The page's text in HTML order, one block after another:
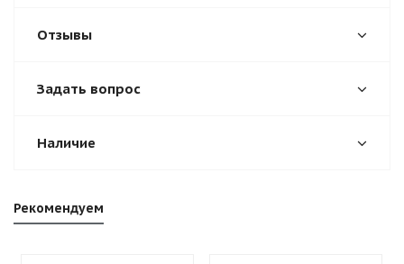
Отзывы
Задать вопрос
Наличие
Рекомендуем